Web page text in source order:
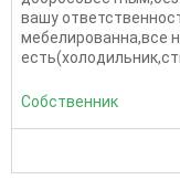
вашу
мебелированна,все
Собственник